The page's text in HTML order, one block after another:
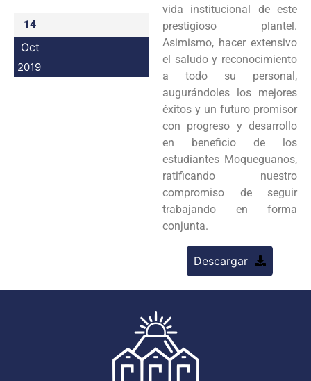
14
Oct
2019
vida institucional de este
prestigioso plantel.
Asimismo, hacer extensivo
el saludo y reconocimiento
a todo su personal,
augurándoles los mejores
éxitos y un futuro promisor
con progreso y desarrollo
en beneficio de los
estudiantes Moqueguanos,
ratificando nuestro
compromiso de seguir
trabajando en forma
conjunta.
Descargar